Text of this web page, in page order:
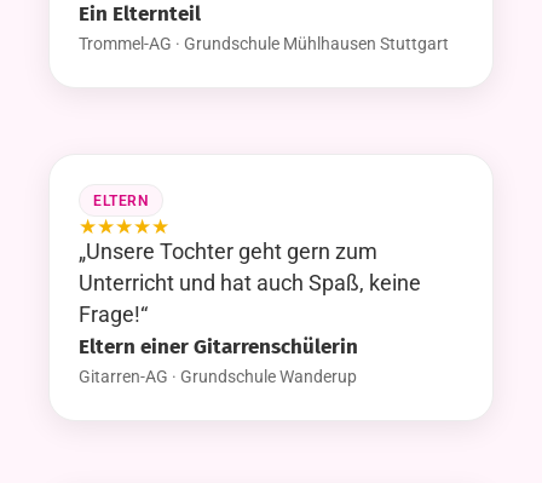
Ein Elternteil
Trommel-AG · Grundschule Mühlhausen Stuttgart
ELTERN
★★★★★
„Unsere Tochter geht gern zum
Unterricht und hat auch Spaß, keine
Frage!“
Eltern einer Gitarrenschülerin
Gitarren-AG · Grundschule Wanderup